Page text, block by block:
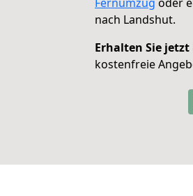
nach Landshut.
Erhalten Sie jetzt
kostenfreie